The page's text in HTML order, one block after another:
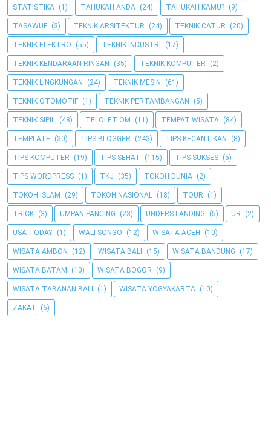
STATISTIKA (1) TAHUKAH ANDA (24) TAHUKAH KAMU? (9)
TASAWUF (3) TEKNIK ARSITEKTUR (24) TEKNIK CATUR (20)
TEKNIK ELEKTRO (55) TEKNIK INDUSTRI (17)
TEKNIK KENDARAAN RINGAN (35) TEKNIK KOMPUTER (2)
TEKNIK LINGKUNGAN (24) TEKNIK MESIN (61)
TEKNIK OTOMOTIF (1) TEKNIK PERTAMBANGAN (5)
TEKNIK SIPIL (48) TELOLET OM (11) TEMPAT WISATA (84)
TEMPLATE (30) TIPS BLOGGER (243) TIPS KECANTIKAN (8)
TIPS KOMPUTER (19) TIPS SEHAT (115) TIPS SUKSES (5)
TIPS WORDPRESS (1) TKJ (35) TOKOH DUNIA (2)
TOKOH ISLAM (29) TOKOH NASIONAL (18) TOUR (1)
TRICK (3) UMPAN PANCING (23) UNDERSTANDING (5) UR (2)
USA TODAY (1) WALI SONGO (12) WISATA ACEH (10)
WISATA AMBON (12) WISATA BALI (15) WISATA BANDUNG (17)
WISATA BATAM (10) WISATA BOGOR (9)
WISATA TABANAN BALI (1) WISATA YOGYAKARTA (10)
ZAKAT (6)